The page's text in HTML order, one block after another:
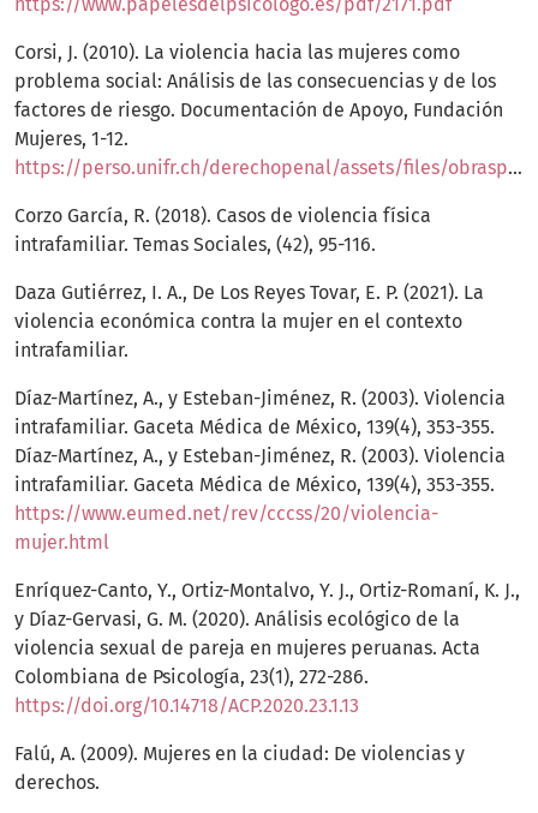
Corsi, J. (2010). La violencia hacia las mujeres como
problema social: Análisis de las consecuencias y de los
factores de riesgo. Documentación de Apoyo, Fundación
Mujeres, 1-12.
https://perso.unifr.ch/derechopenal/assets/files/obrasportales/op_20120308_01.pdf
Corzo García, R. (2018). Casos de violencia física
intrafamiliar. Temas Sociales, (42), 95-116.
Daza Gutiérrez, I. A., De Los Reyes Tovar, E. P. (2021). La
violencia económica contra la mujer en el contexto
intrafamiliar.
Díaz-Martínez, A., y Esteban-Jiménez, R. (2003). Violencia
intrafamiliar. Gaceta Médica de México, 139(4), 353-355.
Díaz-Martínez, A., y Esteban-Jiménez, R. (2003). Violencia
intrafamiliar. Gaceta Médica de México, 139(4), 353-355.
https://www.eumed.net/rev/cccss/20/violencia-
mujer.html
Enríquez-Canto, Y., Ortiz-Montalvo, Y. J., Ortiz-Romaní, K. J.,
y Díaz-Gervasi, G. M. (2020). Análisis ecológico de la
violencia sexual de pareja en mujeres peruanas. Acta
Colombiana de Psicología, 23(1), 272-286.
https://doi.org/10.14718/ACP.2020.23.1.13
Falú, A. (2009). Mujeres en la ciudad: De violencias y
derechos.